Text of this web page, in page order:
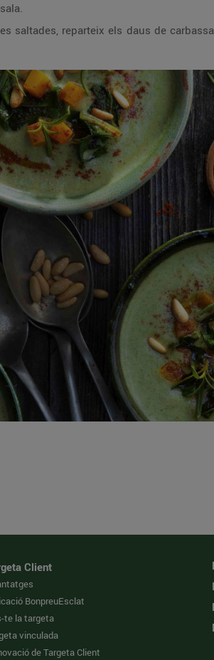
saltades, reparteix els daus de
Client
BonpreuEsclat
te la targeta
vinculada
de Targeta Client